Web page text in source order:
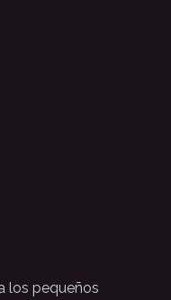
los pequeños